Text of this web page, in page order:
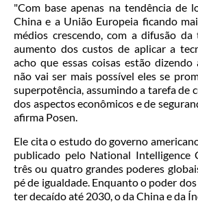
"Com base apenas na tendência de
China e a União Europeia ficando
médios crescendo, com a difusão
aumento dos custos de aplicar a
acho que essas coisas estão dizendo
não vai ser mais possível eles se
superpotência, assumindo a tarefa de
dos aspectos econômicos e de
afirma Posen.
Ele cita o estudo do governo
publicado pelo National Intelligence
três ou quatro grandes poderes
pé de igualdade. Enquanto o poder
ter decaído até 2030, o da China e da